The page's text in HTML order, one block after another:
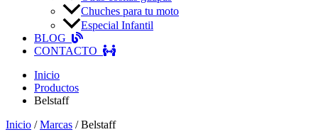
Chuches para tu moto
Especial Infantil
BLOG
CONTACTO
Inicio
Productos
Belstaff
Inicio /Marcas / Belstaff